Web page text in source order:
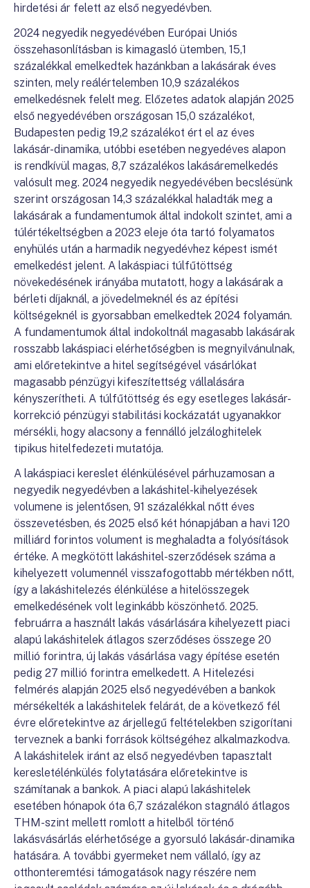
hirdetési ár felett az első negyedévben.
2024 negyedik negyedévében Európai Uniós
összehasonlításban is kimagasló ütemben, 15,1
százalékkal emelkedtek hazánkban a lakásárak éves
szinten, mely reálértelemben 10,9 százalékos
emelkedésnek felelt meg. Előzetes adatok alapján 2025
első negyedévében országosan 15,0 százalékot,
Budapesten pedig 19,2 százalékot ért el az éves
lakásár-dinamika, utóbbi esetében negyedéves alapon
is rendkívül magas, 8,7 százalékos lakásáremelkedés
valósult meg. 2024 negyedik negyedévében becslésünk
szerint országosan 14,3 százalékkal haladták meg a
lakásárak a fundamentumok által indokolt szintet, ami a
túlértékeltségben a 2023 eleje óta tartó folyamatos
enyhülés után a harmadik negyedévhez képest ismét
emelkedést jelent. A lakáspiaci túlfűtöttség
növekedésének irányába mutatott, hogy a lakásárak a
bérleti díjaknál, a jövedelmeknél és az építési
költségeknél is gyorsabban emelkedtek 2024 folyamán.
A fundamentumok által indokoltnál magasabb lakásárak
rosszabb lakáspiaci elérhetőségben is megnyilvánulnak,
ami előretekintve a hitel segítségével vásárlókat
magasabb pénzügyi kifeszítettség vállalására
kényszerítheti. A túlfűtöttség és egy esetleges lakásár-
korrekció pénzügyi stabilitási kockázatát ugyanakkor
mérsékli, hogy alacsony a fennálló jelzáloghitelek
tipikus hitelfedezeti mutatója.
A lakáspiaci kereslet élénkülésével párhuzamosan a
negyedik negyedévben a lakáshitel-kihelyezések
volumene is jelentősen, 91 százalékkal nőtt éves
összevetésben, és 2025 első két hónapjában a havi 120
milliárd forintos volument is meghaladta a folyósítások
értéke. A megkötött lakáshitel-szerződések száma a
kihelyezett volumennél visszafogottabb mértékben nőtt,
így a lakáshitelezés élénkülése a hitelösszegek
emelkedésének volt leginkább köszönhető. 2025.
februárra a használt lakás vásárlására kihelyezett piaci
alapú lakáshitelek átlagos szerződéses összege 20
millió forintra, új lakás vásárlása vagy építése esetén
pedig 27 millió forintra emelkedett. A Hitelezési
felmérés alapján 2025 első negyedévében a bankok
mérsékelték a lakáshitelek felárát, de a következő fél
évre előretekintve az árjellegű feltételekben szigorítani
terveznek a banki források költségéhez alkalmazkodva.
A lakáshitelek iránt az első negyedévben tapasztalt
keresletélénkülés folytatására előretekintve is
számítanak a bankok. A piaci alapú lakáshitelek
esetében hónapok óta 6,7 százalékon stagnáló átlagos
THM-szint mellett romlott a hitelből történő
lakásvásárlás elérhetősége a gyorsuló lakásár-dinamika
hatására. A további gyermeket nem vállaló, így az
otthonteremtési támogatások nagy részére nem